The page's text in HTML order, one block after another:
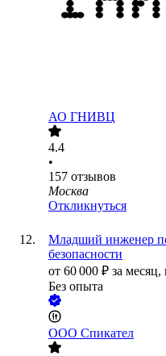
АО ГНИВЦ
4.4
•
157 отзывов
Москва
Откликнуться
Младший инженер
безопасности
от 60 000 ₽ за месяц,
Без опыта
ООО Спикател